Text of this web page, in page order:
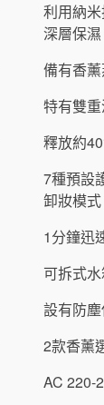
利用納
深層保
備有香
特有雙
釋放約
7種預設
卸妝模
1分鐘迅
可拆式
設有防
2款香薰
AC 220-